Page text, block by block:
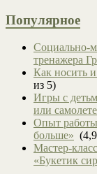
Популярное
Социально-
тренажера
Как носить
из 5)
Игры с
или самолете
Опыт
больше»
Мастер-
«Букетик